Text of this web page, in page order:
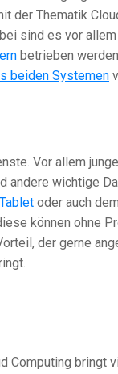
der Thematik
sind es vor
betrieben
beiden Systemen
Vor allem
andere wichtige
Tablet oder auch
können ohne
der gerne
Computing bringt